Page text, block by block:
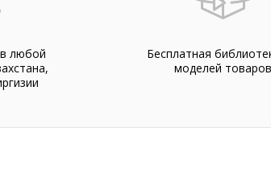
любой
Бесплатная
моделей товаров